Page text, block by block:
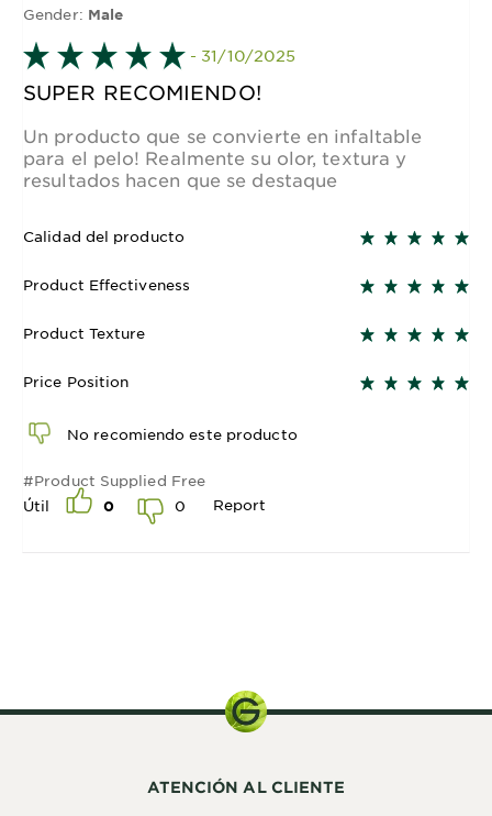
Gender: Male
- 31/10/2025
SUPER RECOMIENDO!
Un producto que se convierte en infaltable
para el pelo! Realmente su olor, textura y
resultados hacen que se destaque
Calidad del producto
Product Effectiveness
Product Texture
Price Position
No recomiendo este producto
#Product Supplied Free
Útil
0 0 Report
ATENCIÓN AL CLIENTE